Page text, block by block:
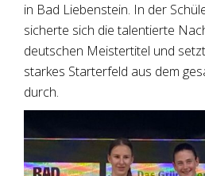
in Bad Liebenstein. In der
sicherte sich die talentierte
deutschen Meistertitel und
starkes Starterfeld aus dem
durch.